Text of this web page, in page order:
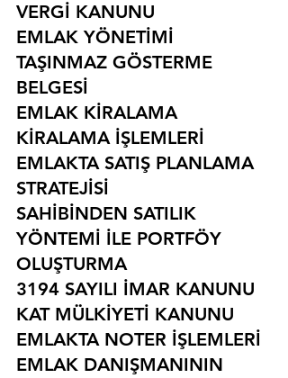
VERGİ KANUNU
EMLAK YÖNETİMİ
TAŞINMAZ GÖSTERME
BELGESİ
EMLAK KİRALAMA
KİRALAMA İŞLEMLERİ
EMLAKTA SATIŞ PLANLAMA
STRATEJİSİ
SAHİBİNDEN SATILIK
YÖNTEMİ İLE PORTFÖY
OLUŞTURMA
3194 SAYILI İMAR KANUNU
KAT MÜLKİYETİ KANUNU
EMLAKTA NOTER İŞLEMLERİ
EMLAK DANIŞMANININ